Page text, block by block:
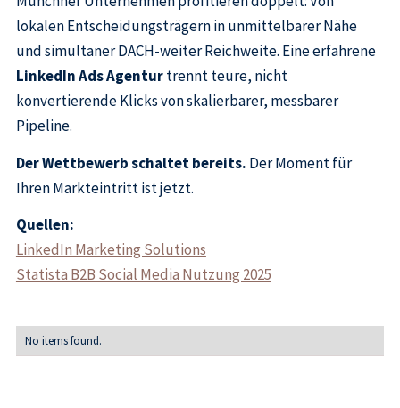
lokalen Entscheidungsträgern in unmittelbarer Nähe
und simultaner DACH-weiter Reichweite. Eine erfahrene
LinkedIn Ads Agenturtrennt teure, nicht
konvertierende Klicks von skalierbarer, messbarer
Pipeline.
Der Wettbewerb schaltet bereits. Der Moment für
Ihren Markteintritt ist jetzt.
Quellen:
LinkedIn Marketing Solutions
Statista B2B Social Media Nutzung 2025
No items found.